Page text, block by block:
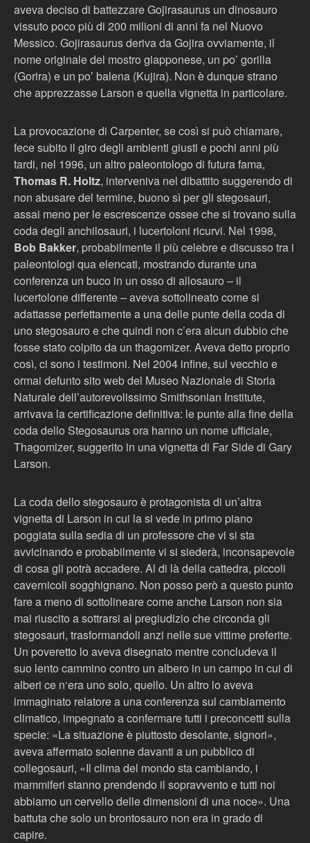
aveva deciso di battezzare Gojirasaurus un dinosauro
vissuto poco più di 200 milioni di anni fa nel Nuovo
Messico. Gojirasaurus deriva da Gojira ovviamente, il
nome originale del mostro giapponese, un po’ gorilla
(Gorira) e un po’ balena (Kujira). Non è dunque strano
che apprezzasse Larson e quella vignetta in particolare.
La provocazione di Carpenter, se così si può chiamare,
fece subito il giro degli ambienti giusti e pochi anni più
tardi, nel 1996, un altro paleontologo di futura fama,
Thomas R. Holtz, interveniva nel dibattito suggerendo di
non abusare del termine, buono sì per gli stegosauri,
assai meno per le escrescenze ossee che si trovano sulla
coda degli anchilosauri, i lucertoloni ricurvi. Nel 1998,
Bob Bakker, probabilmente il più celebre e discusso tra i
paleontologi qua elencati, mostrando durante una
conferenza un buco in un osso di allosauro – il
lucertolone differente – aveva sottolineato come si
adattasse perfettamente a una delle punte della coda di
uno stegosauro e che quindi non c’era alcun dubbio che
fosse stato colpito da un thagomizer. Aveva detto proprio
così, ci sono i testimoni. Nel 2004 infine, sul vecchio e
ormai defunto sito web del Museo Nazionale di Storia
Naturale dell’autorevolissimo Smithsonian Institute,
arrivava la certificazione definitiva: le punte alla fine della
coda dello Stegosaurus ora hanno un nome ufficiale,
Thagomizer, suggerito in una vignetta di Far Side di Gary
Larson.
La coda dello stegosauro è protagonista di un’altra
vignetta di Larson in cui la si vede in primo piano
poggiata sulla sedia di un professore che vi si sta
avvicinando e probabilmente vi si siederà, inconsapevole
di cosa gli potrà accadere. Al di là della cattedra, piccoli
cavernicoli sogghignano. Non posso però a questo punto
fare a meno di sottolineare come anche Larson non sia
mai riuscito a sottrarsi al pregiudizio che circonda gli
stegosauri, trasformandoli anzi nelle sue vittime preferite.
Un poveretto lo aveva disegnato mentre concludeva il
suo lento cammino contro un albero in un campo in cui di
alberi ce n‘era uno solo, quello. Un altro lo aveva
immaginato relatore a una conferenza sul cambiamento
climatico, impegnato a confermare tutti i preconcetti sulla
specie: «La situazione è piuttosto desolante, signori»,
aveva affermato solenne davanti a un pubblico di
collegosauri, «Il clima del mondo sta cambiando, i
mammiferi stanno prendendo il sopravvento e tutti noi
abbiamo un cervello delle dimensioni di una noce». Una
battuta che solo un brontosauro non era in grado di
capire.